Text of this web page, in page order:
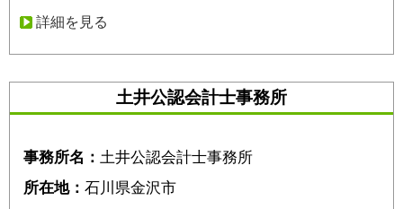
詳細を見る
土井公認会計士事務所
事務所名： 土井公認会計士事務所
所在地： 石川県金沢市